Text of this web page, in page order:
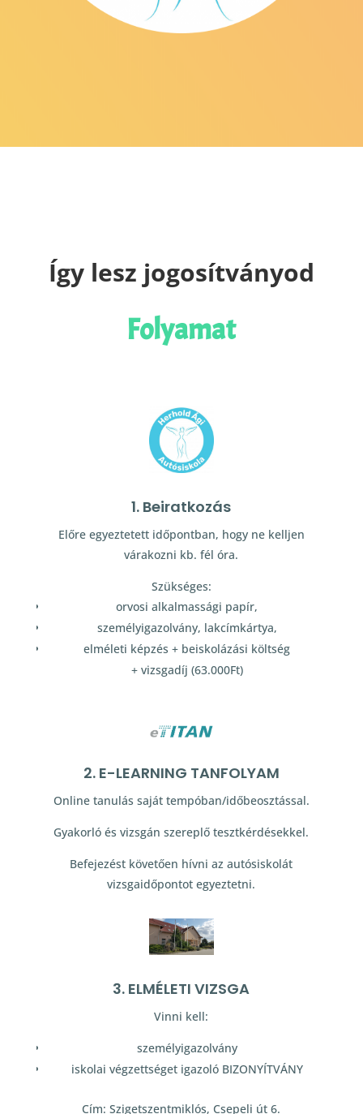
Így lesz jogosítványod
Folyamat
1. Beiratkozás
Előre egyeztetett időpontban, hogy ne kelljen
várakozni kb. fél óra.
Szükséges:
orvosi alkalmassági papír,
személyigazolvány, lakcímkártya,
elméleti képzés + beiskolázási költség
+ vizsgadíj (63.000Ft)
2. E-LEARNING TANFOLYAM
Online tanulás saját tempóban/időbeosztással.
Gyakorló és vizsgán szereplő tesztkérdésekkel.
Befejezést követően hívni az autósiskolát
vizsgaidőpontot egyeztetni.
3. ELMÉLETI VIZSGA
Vinni kell:
személyigazolvány
iskolai végzettséget igazoló BIZONYÍTVÁNY
Cím: Szigetszentmiklós, Csepeli út 6.